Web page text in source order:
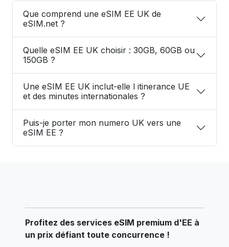
Que comprend une eSIM EE UK de
eSIM.net ?
Quelle eSIM EE UK choisir : 30GB, 60GB ou
150GB ?
Une eSIM EE UK inclut-elle l itinerance UE
et des minutes internationales ?
Puis-je porter mon numero UK vers une
eSIM EE ?
Profitez des services eSIM premium d'EE à
un prix défiant toute concurrence !